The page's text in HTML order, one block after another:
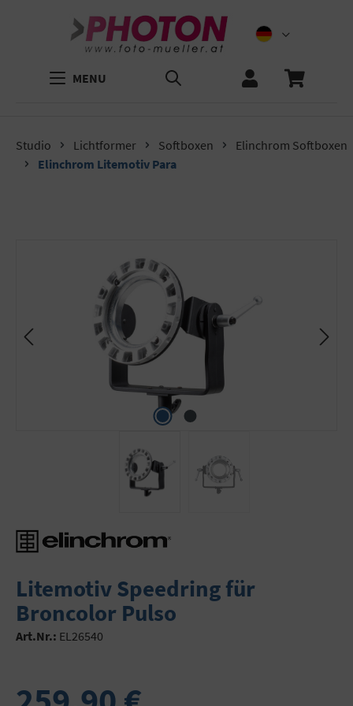
MENU
Studio Lichtformer Softboxen
Elinchrom Softboxen
Elinchrom Litemotiv Para
Litemotiv Speedring für
Broncolor Pulso
Art.Nr.: EL26540